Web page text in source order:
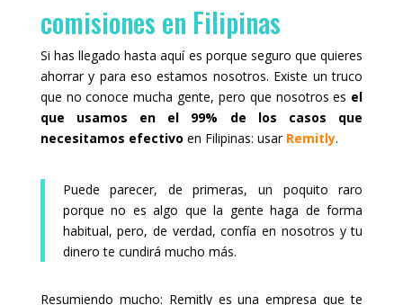
comisiones en Filipinas
Si has llegado hasta aquí es porque seguro que quieres
ahorrar y para eso estamos nosotros. Existe un truco
que no conoce mucha gente, pero que nosotros es el
que usamos en el 99% de los casos que
necesitamos efectivo en Filipinas: usar Remitly.
Puede parecer, de primeras, un poquito raro
porque no es algo que la gente haga de forma
habitual, pero, de verdad, confía en nosotros y tu
dinero te cundirá mucho más.
Resumiendo mucho: Remitly es una empresa que te